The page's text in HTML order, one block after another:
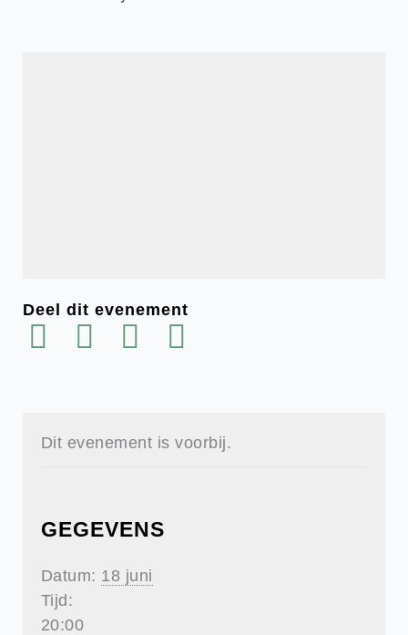
Deel dit evenement
Dit evenement is voorbij.
GEGEVENS
Datum: 18 juni
Tijd:
20:00